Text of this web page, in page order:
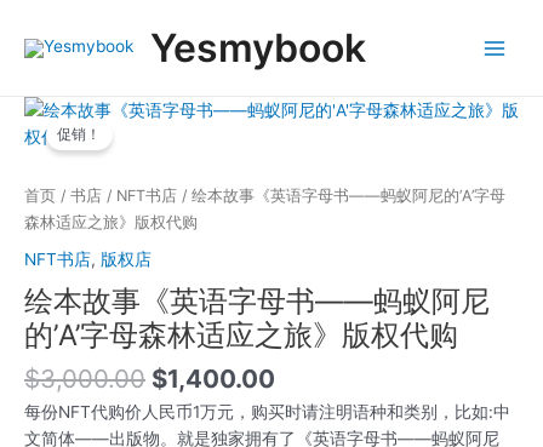
Yesmybook
Menu
促销！
首页 / 书店 / NFT书店 / 绘本故事《英语字母书——蚂蚁阿尼的’A’字母
森林适应之旅》版权代购
NFT书店, 版权店
绘本故事《英语字母书——蚂蚁阿尼
的’A’字母森林适应之旅》版权代购
$3,000.00
原
$3,000.00。
$1,400.00
当
格
每份NFT代购价人民币1万元，购买时请注明语种和类别，比如:中
文简体——出版物。就是独家拥有了《英语字母书——蚂蚁阿尼
绘
本
事
《英
字
母
书
——
蚂
蚁
阿